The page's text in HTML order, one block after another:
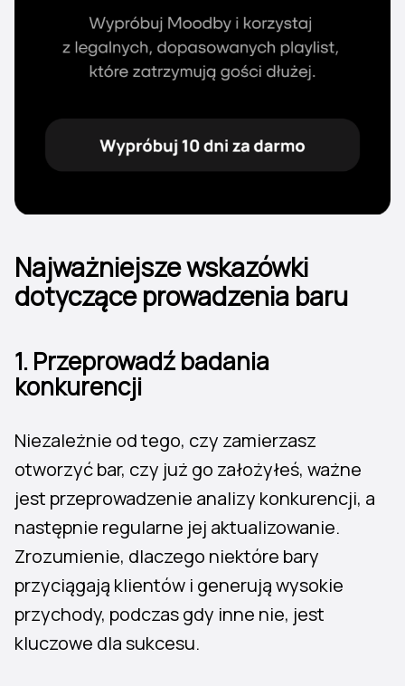
Najważniejsze wskazówki
dotyczące prowadzenia baru
1. Przeprowadź badania
konkurencji
Niezależnie od tego, czy zamierzasz
otworzyć bar, czy już go założyłeś, ważne
jest przeprowadzenie analizy konkurencji, a
następnie regularne jej aktualizowanie.
Zrozumienie, dlaczego niektóre bary
przyciągają klientów i generują wysokie
przychody, podczas gdy inne nie, jest
kluczowe dla sukcesu.